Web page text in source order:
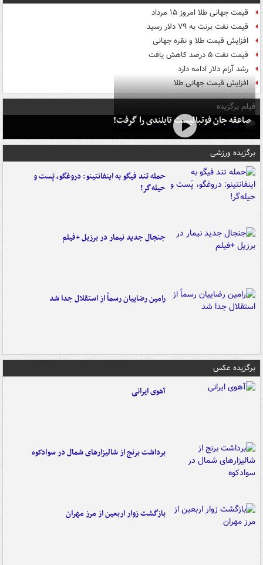
قیمت جهانی طلا امروز ۱۵ مرداد
قیمت نفت برنت به ۷۹ دلار رسید
افزایش قیمت طلا و نقره جهانی
قیمت نفت ۵ درصد کاهش یافت
رشد آرام دلار ادامه دارد
افزایش قیمت جهانی طلا
فیلم برگزیده
صاعقه جان فوتبالیست تایلندی را گرفت!
برگزیده ورزشی
حمله تند فیگو به اینفانتینو: دروغگو، پَست‌ و
حیله‌گر!
جنجال جدید نیمار در برزیل +فیلم
رامین رضاییان رسماً از استقلال جدا شد
برگزیده عکس
آهوی ایرانی
برداشت برنج از شالیزارهای شمال در سوادکوه
بازگشت زوار اربعین از مرز مهران